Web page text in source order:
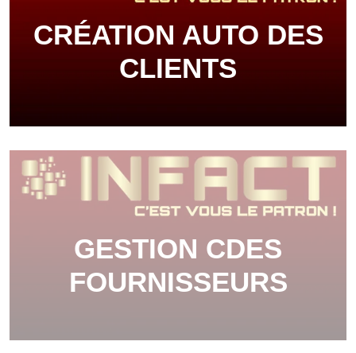
CRÉATION AUTO DES
CLIENTS
GESTION CDES
FOURNISSEURS